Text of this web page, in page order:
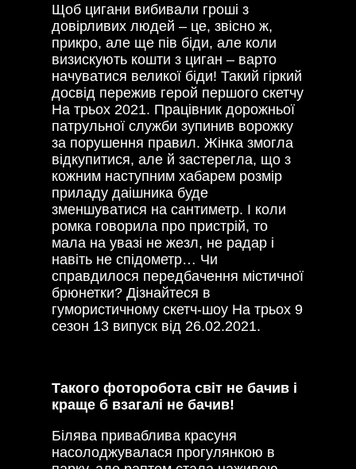
Щоб цигани вибивали гроші з
довірливих людей – це, звісно ж,
прикро, але ще пів біди, але коли
визискують кошти з циган – варто
начуватися великої біди! Такий гіркий
досвід пережив герой першого скетчу
На трьох 2021. Працівник дорожньої
патрульної служби зупинив ворожку
за порушення правил. Жінка змогла
відкупитися, але й застерегла, що з
кожним наступним хабарем розмір
приладу даішника буде
зменшуватися на сантиметр. І коли
ромка говорила про пристрій, то
мала на увазі не жезл, не радар і
навіть не спідометр… Чи
справдилося передбачення містичної
брюнетки? Дізнайтеся в
гумористичному скетч-шоу На трьох 9
сезон 13 випуск від 26.02.2021.
Такого фоторобота світ не бачив і
краще б взагалі не бачив!
Білява приваблива красуня
насолоджувалася прогулянкою в